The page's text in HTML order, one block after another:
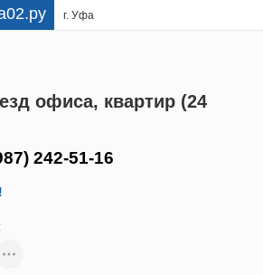
г. Уфа
офиса, квартир (24